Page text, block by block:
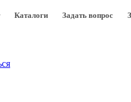
Каталоги Задать вопрос